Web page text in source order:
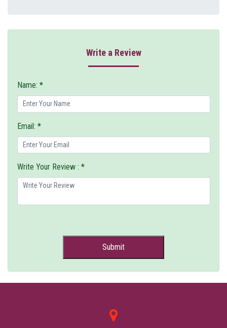
Write a Review
Name: *
Email: *
Write Your Review : *